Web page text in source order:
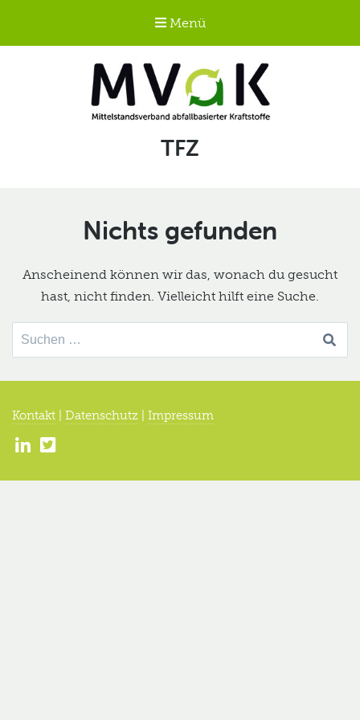
Menü
Mittelstandsverband
abfallbasierter
Schlagwort:
TFZ
Nichts gefunden
Anscheinend können wir das, wonach du gesucht
hast, nicht finden. Vielleicht hilft eine Suche.
Suche
nach:
Kontakt Datenschutz Impressum